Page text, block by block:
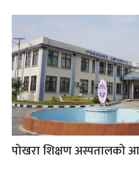
पोखरा शिक्षण अस्पतालको